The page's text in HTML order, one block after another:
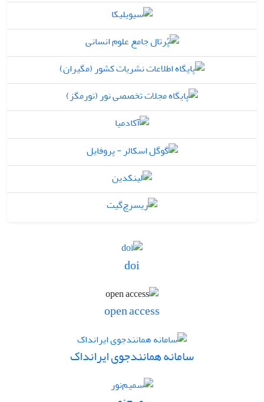
doi
open access
سامانه همانندجوی ایرانداک